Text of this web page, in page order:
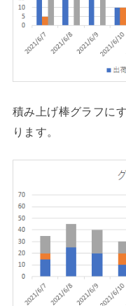
積み上げ棒グラフに
ります。